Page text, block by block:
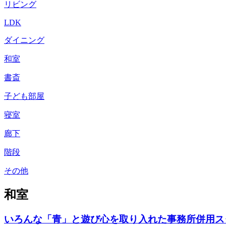
リビング
LDK
ダイニング
和室
書斎
子ども部屋
寝室
廊下
階段
その他
和室
いろんな「青」と遊び心を取り入れた事務所併用